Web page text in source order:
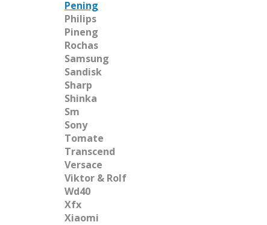
Pening
Philips
Pineng
Rochas
Samsung
Sandisk
Sharp
Shinka
Sm
Sony
Tomate
Transcend
Versace
Viktor & Rolf
Wd40
Xfx
Xiaomi